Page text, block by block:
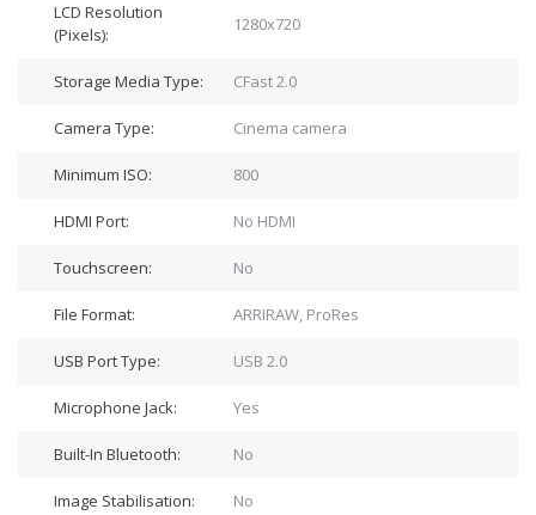
LCD Resolution
(Pixels):
1280x720
Storage Media Type: CFast 2.0
Camera Type: Cinema camera
Minimum ISO: 800
HDMI Port: No HDMI
Touchscreen: No
File Format: ARRIRAW, ProRes
USB Port Type: USB 2.0
Microphone Jack: Yes
Built-In Bluetooth: No
Image Stabilisation: No